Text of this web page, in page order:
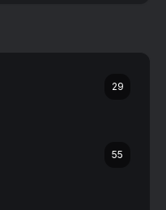
29
55